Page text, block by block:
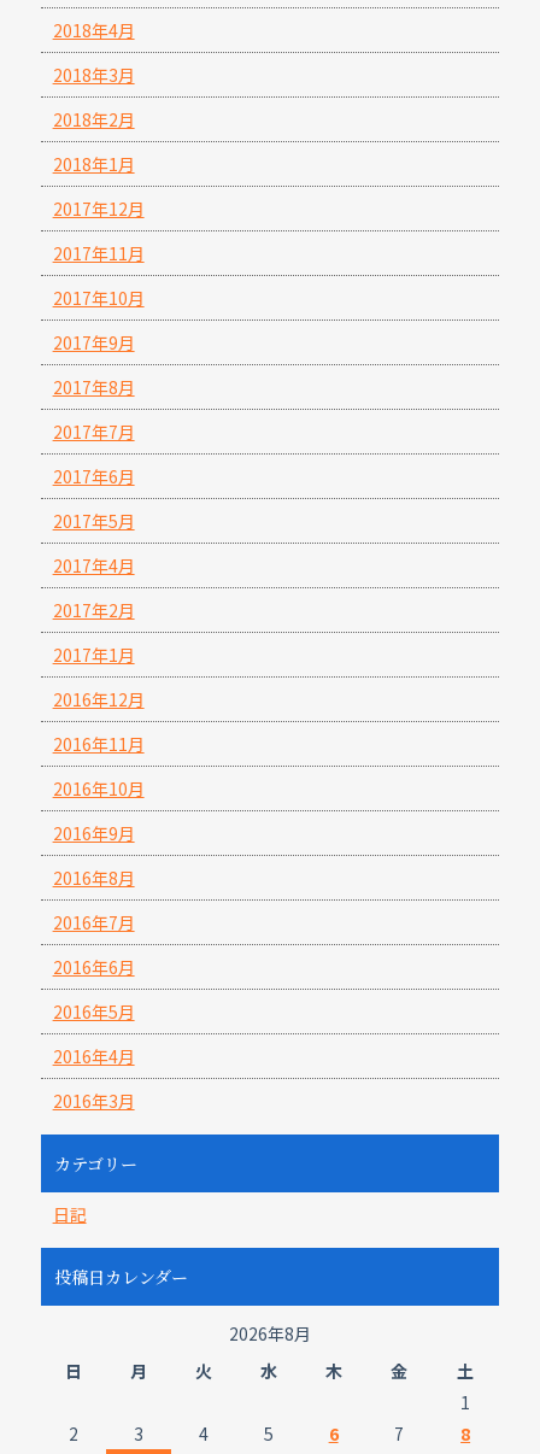
2018年4月
2018年3月
2018年2月
2018年1月
2017年12月
2017年11月
2017年10月
2017年9月
2017年8月
2017年7月
2017年6月
2017年5月
2017年4月
2017年2月
2017年1月
2016年12月
2016年11月
2016年10月
2016年9月
2016年8月
2016年7月
2016年6月
2016年5月
2016年4月
2016年3月
カテゴリー
日記
投稿日カレンダー
2026年8月
日
月 火 水 木 金
土
1
2
3 4 5 6 7
8